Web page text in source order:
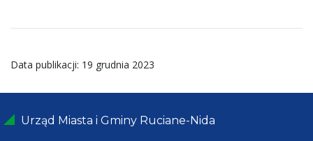
Data publikacji: 19 grudnia 2023
Urząd Miasta i Gminy Ruciane-Nida